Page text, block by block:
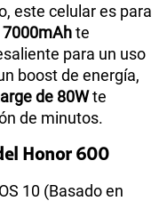
este celular es para
te
para un uso
boost de energía,
de 80Wte
de minutos.
Honor 600
10 (Basado en